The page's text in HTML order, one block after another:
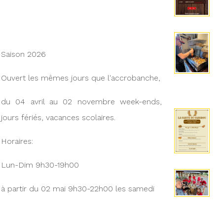
Saison 2026
Ouvert les mêmes jours que l'accrobanche,
du 04 avril au 02 novembre week-ends,
jours fériés, vacances scolaires.
Horaires:
Lun-Dim 9h30-19h00
à partir du 02 mai 9h30-22h00 les samedi